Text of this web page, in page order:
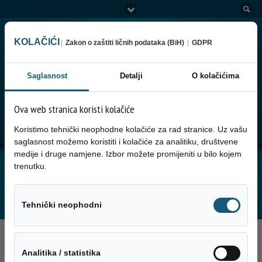
Go to:
JUTARNJA SERVISNA INFORMACIJA ZA
11.08.2025. GODINE
11. Avgusta 2025.
KOLAČIĆI Zakon o zaštiti ličnih podataka (BiH) GDPR
Saglasnost Detalji O kolačićima
Ova web stranica koristi kolačiće
Koristimo tehnički neophodne kolačiće za rad stranice. Uz vašu
saglasnost možemo koristiti i kolačiće za analitiku, društvene
medije i druge namjene. Izbor možete promijeniti u bilo kojem
trenutku.
Tehnički neophodni Tehnički
Analitika / statistika Analitika /